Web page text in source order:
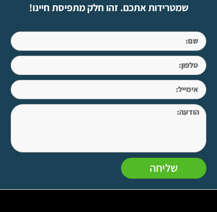
שמטרידות אתכם. זהו חלק מתפיסת חיינו!
שליחה